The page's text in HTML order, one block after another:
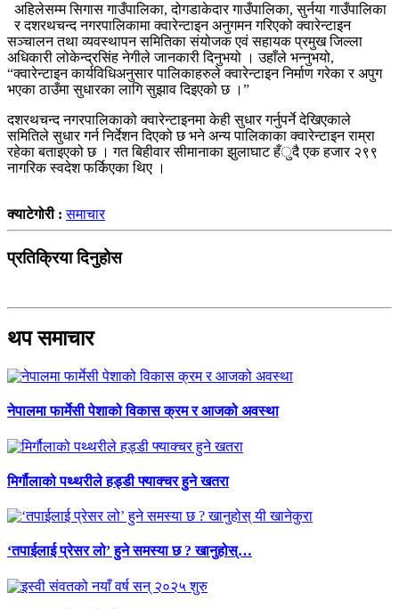
अहिलेसम्म सिगास गाउँपालिका, दोगडाकेदार गाउँपालिका, सुर्नया गाउँपालिका
र दशरथचन्द नगरपालिकामा क्वारेन्टाइन अनुगमन गरिएको क्वारेन्टाइन
सञ्चालन तथा व्यवस्थापन समितिका संयोजक एवं सहायक प्रमुख जिल्ला
अधिकारी लोकेन्द्रसिंह नेगीले जानकारी दिनुभयो । उहाँले भन्नुभयो,
“क्वारेन्टाइन कार्यविधिअनुसार पालिकाहरुले क्वारेन्टाइन निर्माण गरेका र अपुग
भएका ठाउँमा सुधारका लागि सुझाव दिइएको छ ।”
दशरथचन्द नगरपालिकाको क्वारेन्टाइनमा केही सुधार गर्नुपर्ने देखिएकाले
समितिले सुधार गर्न निर्देशन दिएको छ भने अन्य पालिकाका क्वारेन्टाइन राम्रा
रहेका बताइएको छ । गत बिहीवार सीमानाका झुलाघाट हँुदै एक हजार २९९
नागरिक स्वदेश फर्किएका थिए ।
क्याटेगोरी :समाचार
प्रतिक्रिया दिनुहोस
थप समाचार
नेपालमा फार्मेसी पेशाको विकास क्रम र आजको अवस्था
मिर्गौलाको पथ्थरीले हड्डी फ्याक्चर हुने खतरा
‘तपाईलाई प्रेसर लो’ हुने समस्या छ ? खानुहोस्…